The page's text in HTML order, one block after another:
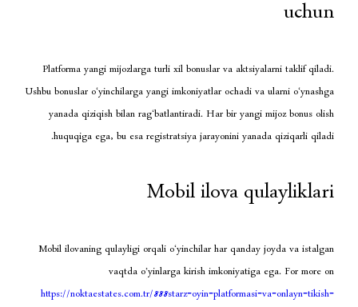
Platforma yangi mijozlarga turli xil bonuslar va
Ushbu bonuslar o‘yinchilarga yangi imkoniyatlar
yanada qiziqish bilan rag‘batlantiradi. Har bir
huquqiga ega, bu esa registratsiya jarayonini
Mobil
Mobil ilovaning qulayligi orqali o‘yinchilar har
vaqtda o’yinlarga kirish
https://noktaestates.com.tr/888starz-oyin-